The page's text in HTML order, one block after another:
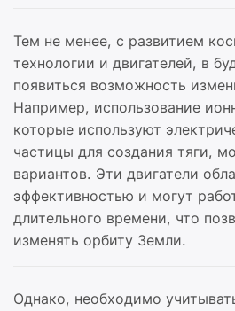
Тем не менее, с развитием
технологии и двигателей, в
появиться возможность
Например, использование
которые используют
частицы для создания тяги,
вариантов. Эти двигатели
эффективностью и могут
длительного времени, что
изменять орбиту Земли.
Однако, необходимо